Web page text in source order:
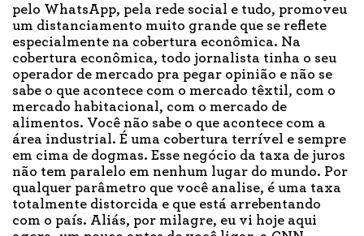
pelo WhatsApp, pela rede social e tudo, promoveu
um distanciamento muito grande que se reflete
especialmente na cobertura econômica. Na
cobertura econômica, todo jornalista tinha o seu
operador de mercado pra pegar opinião e não se
sabe o que acontece com o mercado têxtil, com o
mercado habitacional, com o mercado de
alimentos. Você não sabe o que acontece com a
área industrial. É uma cobertura terrível e sempre
em cima de dogmas. Esse negócio da taxa de juros
não tem paralelo em nenhum lugar do mundo. Por
qualquer parâmetro que você analise, é uma taxa
totalmente distorcida e que está arrebentando
com o país. Aliás, por milagre, eu vi hoje aqui